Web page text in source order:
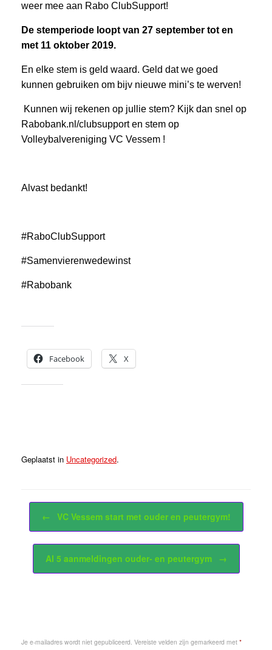
weer mee aan Rabo ClubSupport!
De stemperiode loopt van 27 september tot en
met 11 oktober 2019.
En elke stem is geld waard. Geld dat we goed
kunnen gebruiken om bijv nieuwe mini’s te werven!
Kunnen wij rekenen op jullie stem? Kijk dan snel op
Rabobank.nl/clubsupport en stem op
Volleybalvereniging VC Vessem !
Alvast bedankt!
#RaboClubSupport
#Samenvierenwedewinst
#Rabobank
Facebook
X
Geplaatst in Uncategorized.
Bericht navigatie
← VC Vessem start met ouder en peutergym!
Al 5 aanmeldingen ouder- en peutergym →
Je e-mailadres wordt niet gepubliceerd. Vereiste velden zijn gemarkeerd met *